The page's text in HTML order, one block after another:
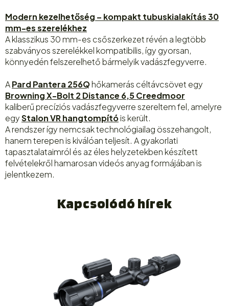
Modern kezelhetőség – kompakt tubuskialakítás 30
mm-es szerelékhez
A klasszikus 30 mm-es csőszerkezet révén a legtöbb
szabványos szerelékkel kompatibilis, így gyorsan,
könnyedén felszerelhető bármelyik vadászfegyverre.
APard Pantera 256Qhőkamerás céltávcsövet egy
Browning X-Bolt 2 Distance 6,5 Creedmoor
kaliberű precíziós vadászfegyverre szereltem fel, amelyre
egyStalon VR hangtompítóis került.
A rendszer így nemcsak technológiailag összehangolt,
hanem terepen is kiválóan teljesít. A gyakorlati
tapasztalataimról és az éles helyzetekben készített
felvételekről hamarosan videós anyag formájában is
jelentkezem.
Kapcsolódó hírek